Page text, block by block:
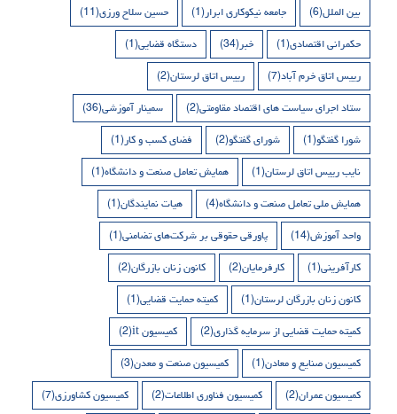
بین الملل(6) جامعه نیکوکاری ابرار(1) حسین سلاح ورزی(11)
حکمرانی اقتصادی(1) خبر(34) دستگاه قضایی(1)
رییس اتاق خرم آباد(7) رییس اتاق لرستان(2)
ستاد اجرای سیاست های اقتصاد مقاومتی(2) سمینار آموزشی(36)
شورا گفتگو(1) شورای گفتگو(2) فضای کسب و کار(1)
نایب رییس اتاق لرستان(1) همایش تعامل صنعت و دانشگاه(1)
همایش ملی تعامل صنعت و دانشگاه(4) هیات نمایندگان(1)
واحد آموزش(14) پاورقی حقوقی بر شرکت‌های تضامنی(1)
کارآفرینی(1) کارفرمایان(2) کانون زنان بازرگان(2)
کانون زنان بازرگان لرستان(1) کمیته حمایت قضایی(1)
کمیته حمایت قضایی از سرمایه گذاری(2) کمیسیون it (2)
کمیسیون صنایع و معادن(1) کمیسیون صنعت و معدن(3)
کمیسیون عمران(2) کمیسیون فناوری اطلاعات(2) کمیسیون کشاورزی(7)